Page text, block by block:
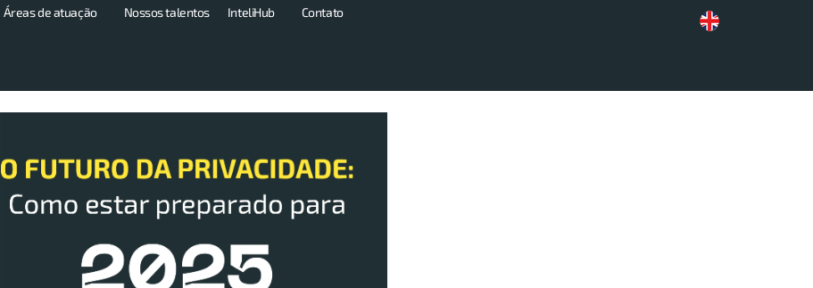
Áreas de atuação Nossos talentos InteliHub Contato